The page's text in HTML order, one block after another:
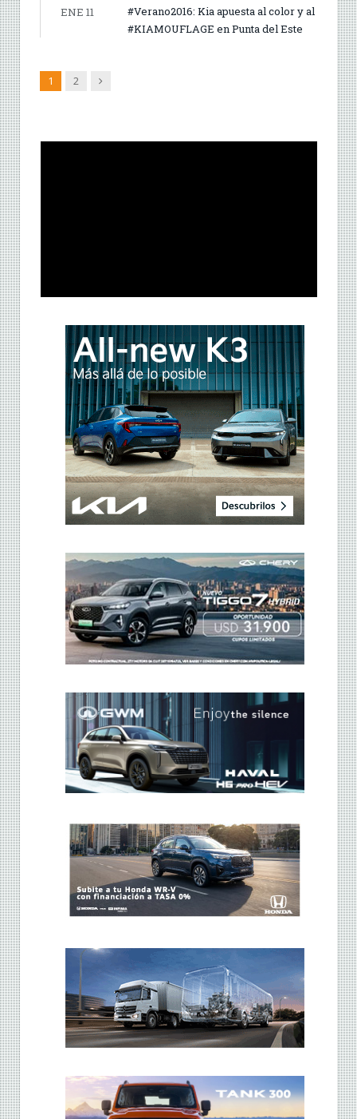
ENE 11
#Verano2016: Kia apuesta al color y al
#KIAMOUFLAGE en Punta del Este
1 2 Siguiente